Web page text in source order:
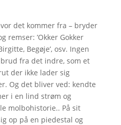
det kommer fra – bryder
remser: ’Okker Gokker
Begøje’, osv. Ingen
fra det indre, som et
der ikke lader sig
Og det bliver ved: kendte
i en lind strøm og
molbohistorie.. På sit
op på en piedestal og